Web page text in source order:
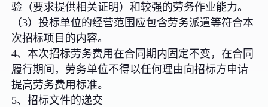
验（要求提供相关证明）和较强的劳务作业能力。
（3）投标单位的经营范围应包含劳务派遣等符合本
次招标项目的内容。
4、本次招标劳务费用在合同期内固定不变，在合同
履行期间，劳务单位不得以任何理由向招标方申请
提高劳务费用标准。
5、招标文件的递交